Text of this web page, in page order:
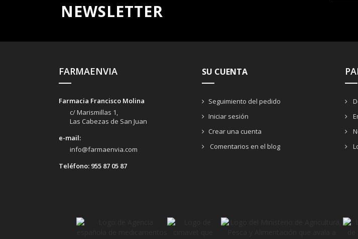
NEWSLETTER
FARMAENVIA
Farmacia Francisco Molina
c/ Marismillas 1,
Las Cabezas de San Juan
e-mail:
info@farmaenvia.com
Teléfono: 955 87 05 87
SU CUENTA
Seguimiento del pedido
Iniciar sesión
Crear una cuenta
Comentarios en el blog